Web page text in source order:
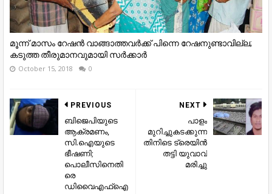
മൂന്ന് മാസം റേഷന്‍ വാങ്ങാത്തവര്‍ക്ക് പിന്നെ റേഷനുണ്ടാവില്ല;
കടുത്ത തീരുമാനവുമായി സര്‍ക്കാര്‍
October 15, 2018 0
NEXT
പാളം
മുറിച്ചുകടക്കുന്ന
തിനിടെ ട്രെയിന്‍
തട്ടി യുവാവ്
മരിച്ചു
PREVIOUS
ബിജെപിയുടെ
ആക്രമണം,
സി.ഐയുടെ
ഭീഷണി;
പൊലീസിനെതി
രെ
ഡിവൈഎഫ്ഐ